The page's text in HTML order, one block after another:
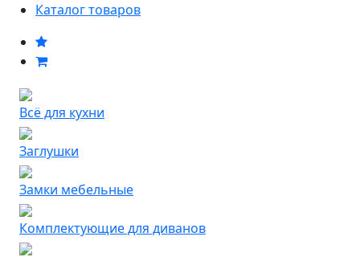
Каталог товаров
Всё для кухни
Заглушки
Замки мебельные
Комплектующие для диванов